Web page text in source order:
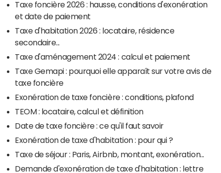
Taxe foncière 2026 : hausse, conditions d'exonération
et date de paiement
Taxe d'habitation 2026 : locataire, résidence
secondaire...
Taxe d'aménagement 2024 : calcul et paiement
Taxe Gemapi : pourquoi elle apparaît sur votre avis de
taxe foncière
Exonération de taxe foncière : conditions, plafond
TEOM : locataire, calcul et définition
Date de taxe foncière : ce qu'il faut savoir
Exonération de taxe d'habitation : pour qui ?
Taxe de séjour : Paris, Airbnb, montant, exonération...
Demande d'exonération de taxe d'habitation : lettre